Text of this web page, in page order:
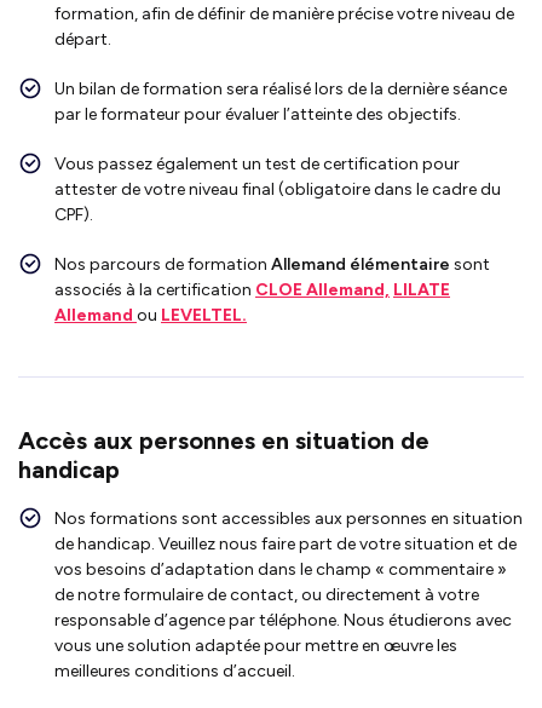
formation, afin de définir de manière précise votre niveau de
départ.
Un bilan de formation sera réalisé lors de la dernière séance
par le formateur pour évaluer l’atteinte des objectifs.
Vous passez également un test de certification pour
attester de votre niveau final (obligatoire dans le cadre du
CPF).
Nos parcours de formation Allemand élémentaire sont
associés à la certification CLOE Allemand, LILATE
Allemand ou LEVELTEL.
Accès aux personnes en situation de
handicap
Nos formations sont accessibles aux personnes en situation
de handicap. Veuillez nous faire part de votre situation et de
vos besoins d’adaptation dans le champ « commentaire »
de notre formulaire de contact, ou directement à votre
responsable d’agence par téléphone. Nous étudierons avec
vous une solution adaptée pour mettre en œuvre les
meilleures conditions d’accueil.